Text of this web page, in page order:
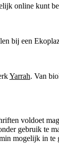
online kunt
bij een
Yarrah. Van
voldoet
gebruik te
mogelijk in te